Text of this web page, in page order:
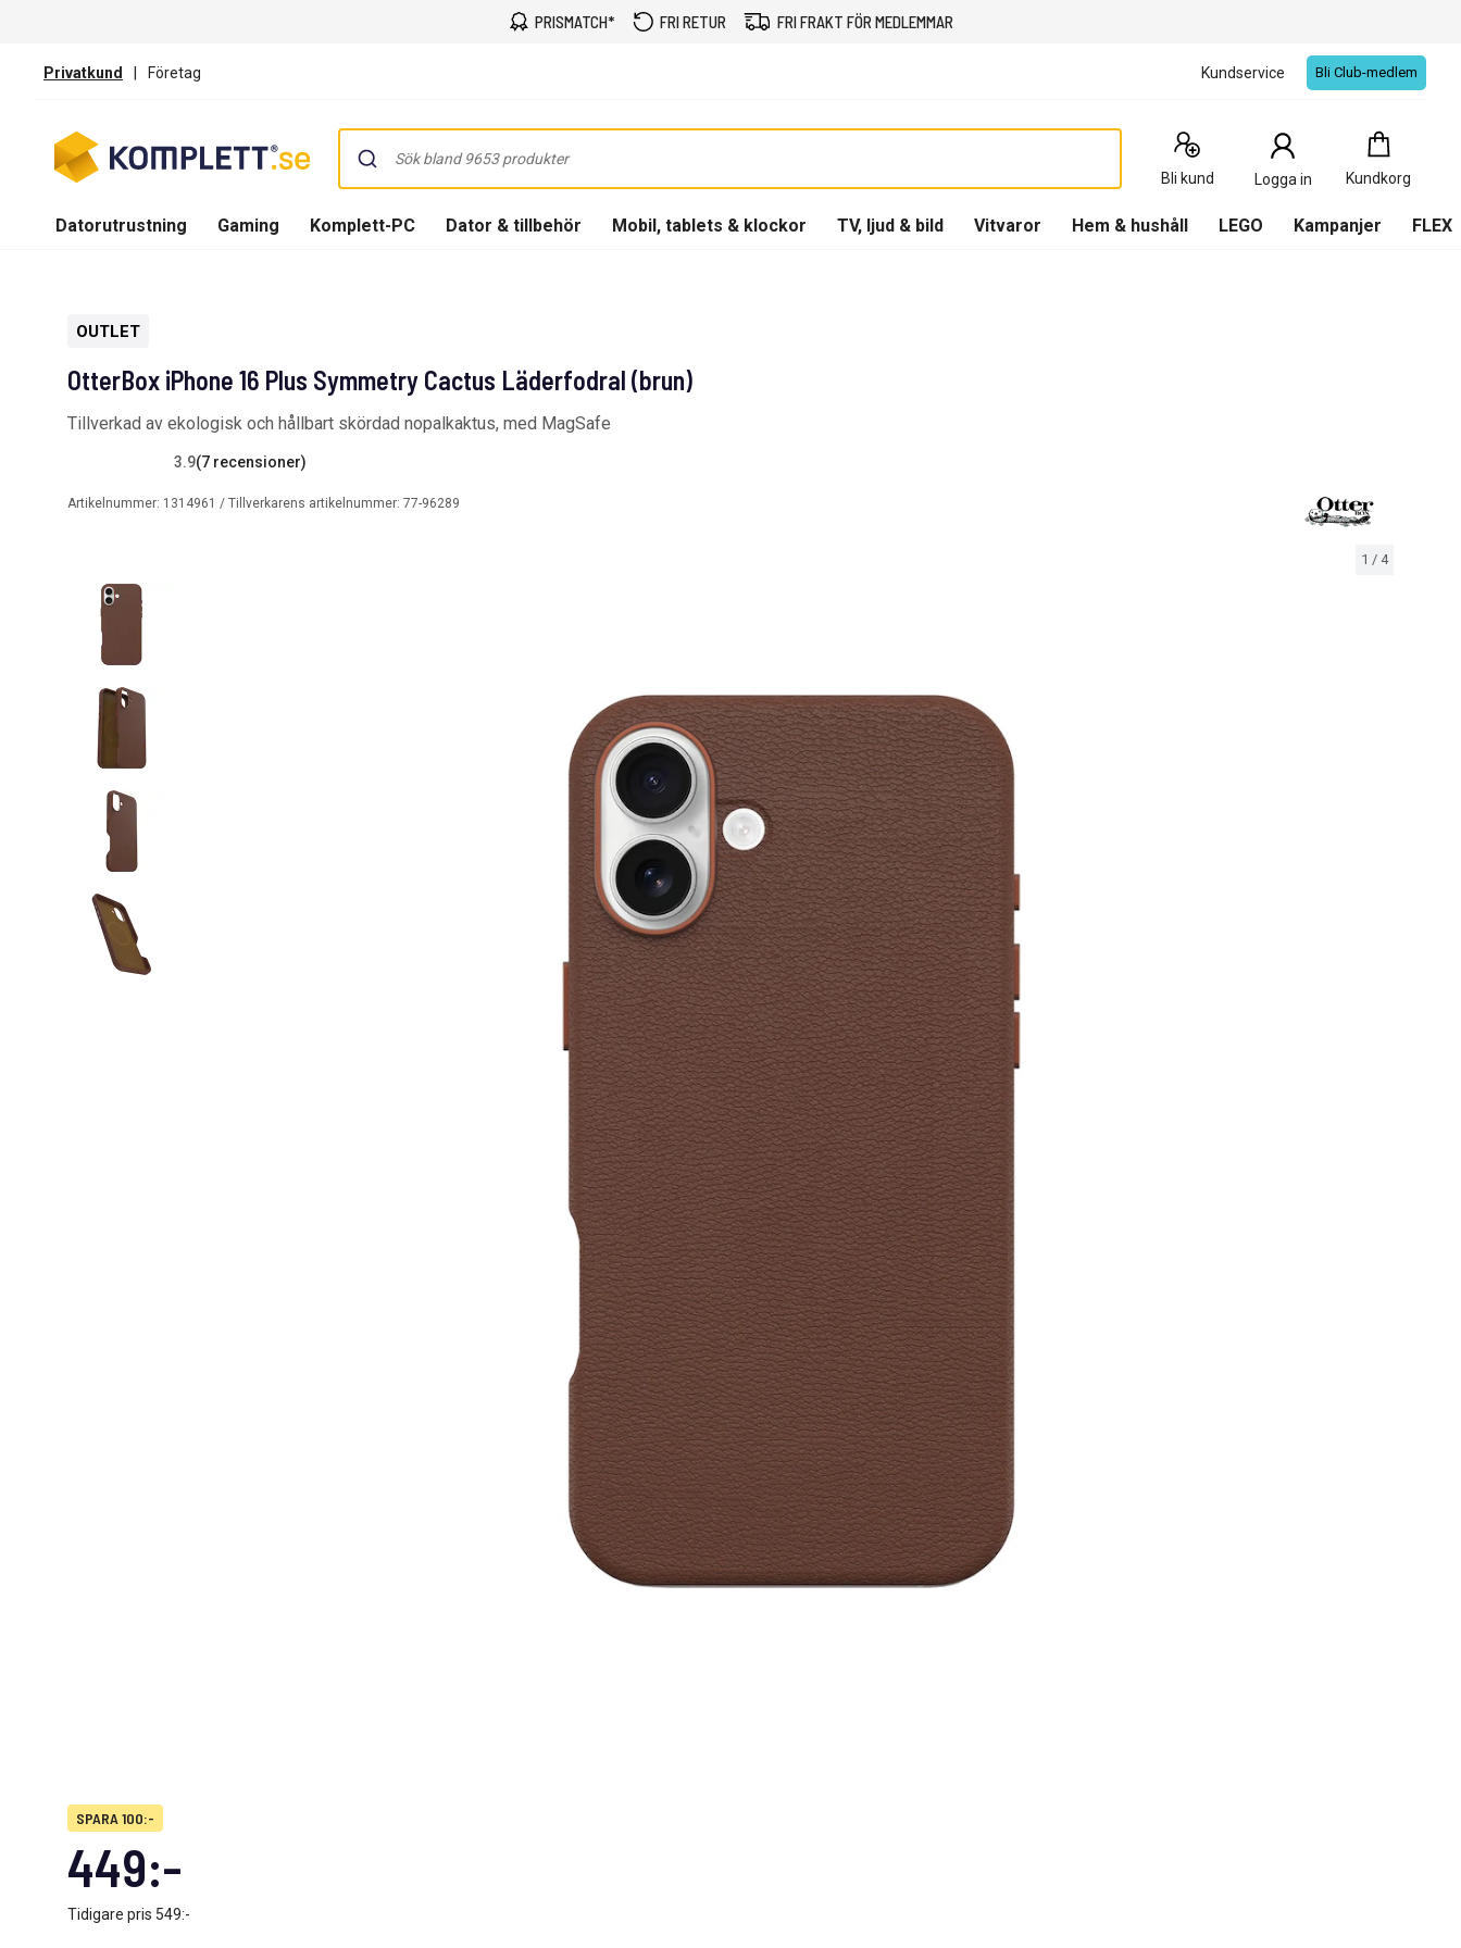
PRISMATCH* FRI RETUR FRI FRAKT FÖR MEDLEMMAR
Privatkund | Företag Kundservice Bli Club-medlem
Bli kund Logga in Kundkorg
Kundkorg
0
Produkter
Datorutrustning Gaming Komplett-PC Dator & tillbehör Mobil, tablets & klockor TV, ljud & bild Vitvaror Hem & hushåll LEGO Kampanjer FLEX
1 / 4
OUTLET
OtterBox iPhone 16 Plus Symmetry Cactus Läderfodral (brun)
Tillverkad av ekologisk och hållbart skördad nopalkaktus, med MagSafe
3.9(7 recensioner)
Artikelnummer: 1314961 / Tillverkarens artikelnummer: 77-96289
SPARA 100:-
449:-
Tidigare pris 549:-